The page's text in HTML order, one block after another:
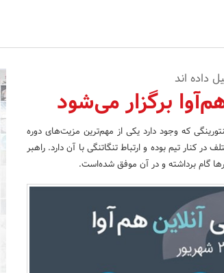
داده‌ اند
برگزار می‌شود
که وجود دارد یکی از مهم‌ترین مزیت‌های دوره
کنار تیم بوده و ارتباط تنگاتنگی با آن دارد. راهبر
گام برداشته و در آن موفق شده‌است.